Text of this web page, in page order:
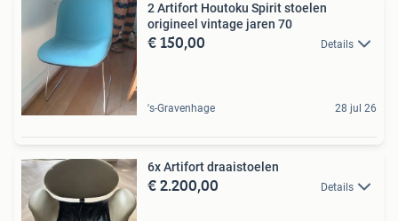
2 Artifort Houtoku Spirit stoelen
origineel vintage jaren 70
€ 150,00 Details
's-Gravenhage 28 jul 26
6x Artifort draaistoelen
€ 2.200,00 Details